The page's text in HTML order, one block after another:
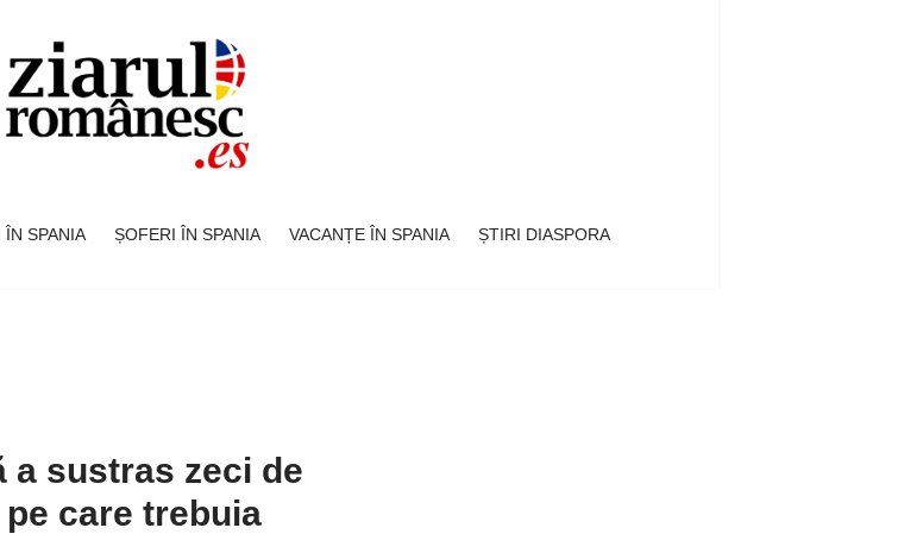
ÎN SPANIA ȘOFERI ÎN SPANIA VACANȚE ÎN SPANIA
ȘTIRI DIASPORA
a sustras zeci de
care trebuia